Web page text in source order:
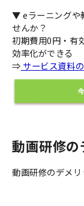
▼ eラーニングや
せんか？
初期費用0円・有
効率化ができる
⇒ サービス資料
動画研修
動画研修のデメリ